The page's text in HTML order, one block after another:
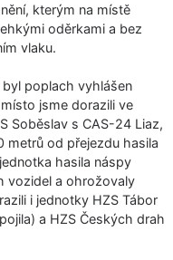
kterým na místě
oděrkami a bez
vlaku.
byl poplach vyhlášen
jsme dorazili ve
Soběslav s CAS-24 Liaz,
metrů od přejezdu hasila
hasila náspy
vozidel a ohrožovaly
i jednotky HZS Tábor
a HZS Českých drah